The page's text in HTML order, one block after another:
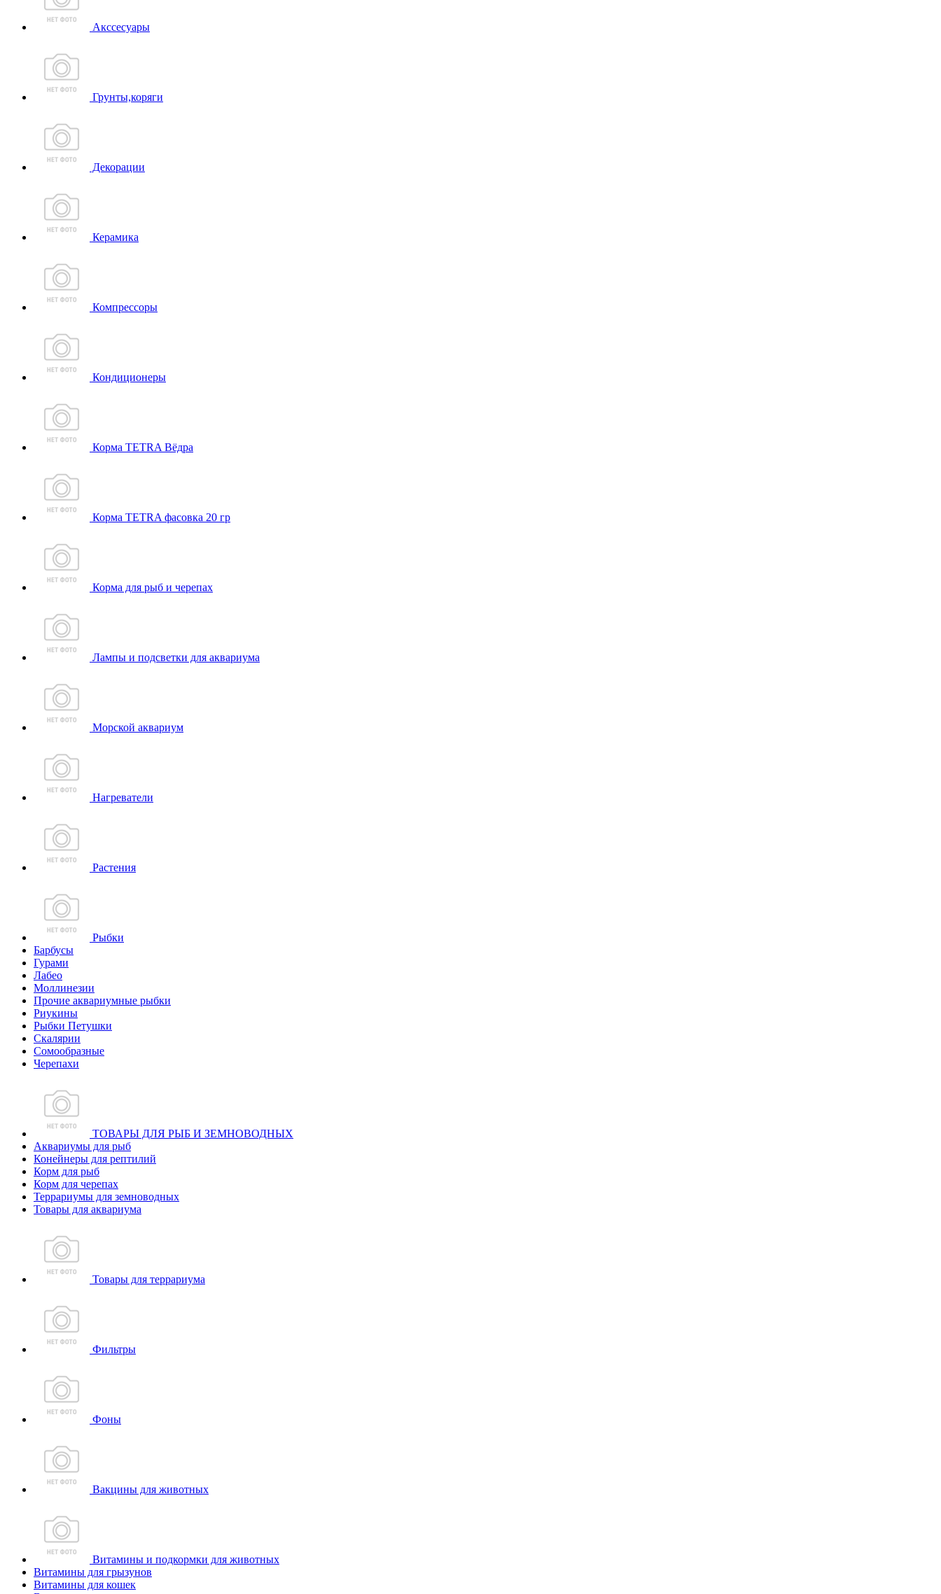
Акссесуары
Грунты,коряги
Декорации
Керамика
Компрессоры
Кондиционеры
Корма TETRA Вёдра
Корма TETRA фасовка 20 гр
Корма для рыб и черепах
Лампы и подсветки для аквариума
Морской аквариум
Нагреватели
Растения
Рыбки
Барбусы
Гурами
Лабео
Моллинезии
Прочие аквариумные рыбки
Риукины
Рыбки Петушки
Скалярии
Сомообразные
Черепахи
ТОВАРЫ ДЛЯ РЫБ И ЗЕМНОВОДНЫХ
Аквариумы для рыб
Конейнеры для рептилий
Корм для рыб
Корм для черепах
Террариумы для земноводных
Товары для аквариума
Товары для террариума
Фильтры
Фоны
Вакцины для животных
Витамины и подкормки для животных
Витамины для грызунов
Витамины для кошек